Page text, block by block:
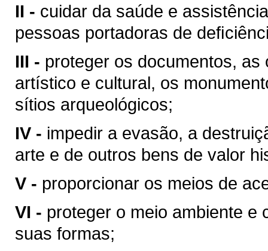
II - cuidar da saúde e
pessoas portadoras de
III - proteger os documentos,
artístico e cultural, os
sítios arqueológicos;
IV - impedir a evasão, a
arte e de outros bens de valor
V - proporcionar os meios de
VI - proteger o meio ambiente e
suas formas;